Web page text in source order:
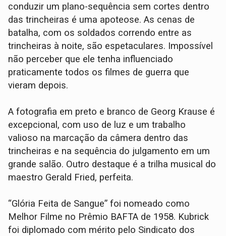
conduzir um plano-sequência sem cortes dentro
das trincheiras é uma apoteose. As cenas de
batalha, com os soldados correndo entre as
trincheiras à noite, são espetaculares. Impossível
não perceber que ele tenha influenciado
praticamente todos os filmes de guerra que
vieram depois.
A fotografia em preto e branco de Georg Krause é
excepcional, com uso de luz e um trabalho
valioso na marcação da câmera dentro das
trincheiras e na sequência do julgamento em um
grande salão. Outro destaque é a trilha musical do
maestro Gerald Fried, perfeita.
“Glória Feita de Sangue” foi nomeado como
Melhor Filme no Prêmio BAFTA de 1958. Kubrick
foi diplomado com mérito pelo Sindicato dos